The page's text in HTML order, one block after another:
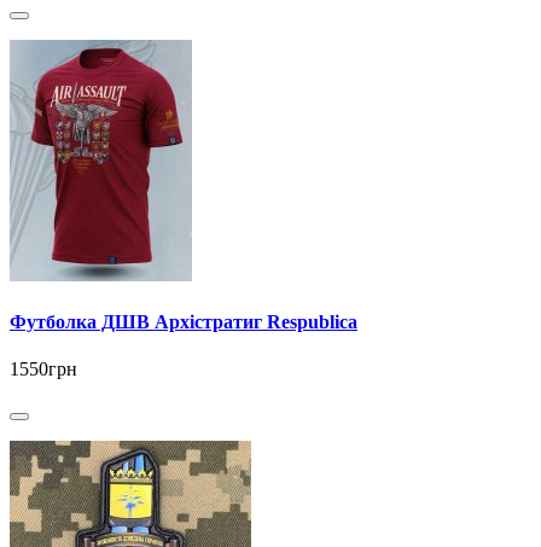
Футболка ДШВ Архістратиг Respublica
1550грн